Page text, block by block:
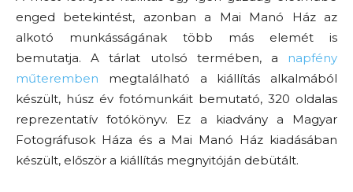
enged betekintést, azonban a Mai Manó Ház az
alkotó munkásságának több más elemét is
bemutatja. A tárlat utolsó termében, a
napfény
műteremben megtalálható a kiállítás alkalmából
készült, húsz év fotómunkáit bemutató, 320 oldalas
reprezentatív fotókönyv. Ez a kiadvány a Magyar
Fotográfusok Háza és a Mai Manó Ház kiadásában
készült, először a kiállítás megnyitóján debütált.